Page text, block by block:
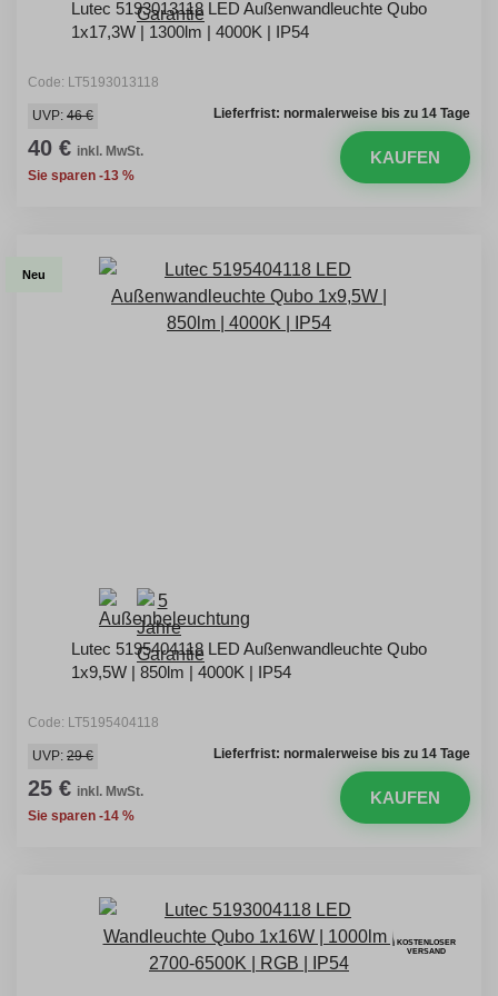
Lutec 5193013118 LED Außenwandleuchte Qubo
1x17,3W | 1300lm | 4000K | IP54
Code: LT5193013118
Lieferfrist: normalerweise bis zu 14 Tage
UVP: 46 €
40 € inkl. MwSt.
Sie sparen -13 %
KAUFEN
Neu
Lutec 5195404118 LED Außenwandleuchte Qubo
1x9,5W | 850lm | 4000K | IP54
Code: LT5195404118
Lieferfrist: normalerweise bis zu 14 Tage
UVP: 29 €
25 € inkl. MwSt.
Sie sparen -14 %
KAUFEN
KOSTENLOSER
VERSAND